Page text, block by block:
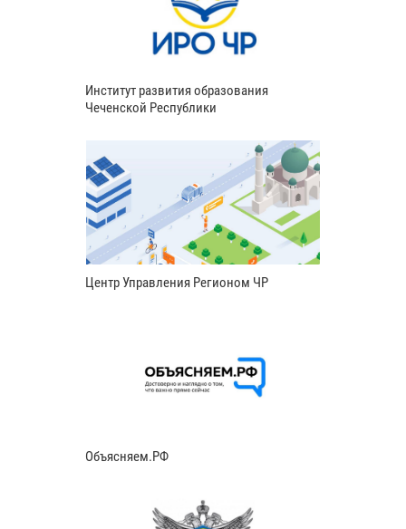
Институт развития образования
Чеченской Республики
Центр Управления Регионом ЧР
Объясняем.РФ